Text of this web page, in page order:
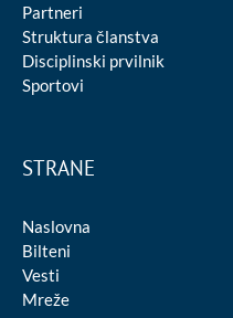
Partneri
Struktura članstva
Disciplinski prvilnik
Sportovi
STRANE
Naslovna
Bilteni
Vesti
Mreže